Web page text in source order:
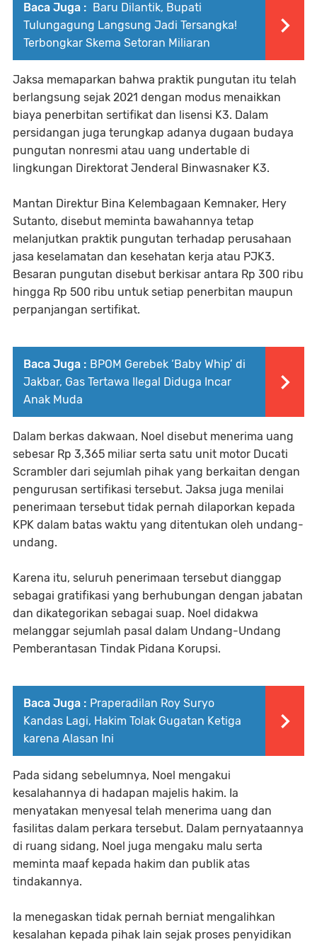
Baca Juga :
Baru Dilantik, Bupati
Tulungagung Langsung Jadi Tersangka!
Terbongkar Skema Setoran Miliaran
Jaksa memaparkan bahwa praktik pungutan itu telah
berlangsung sejak 2021 dengan modus menaikkan
biaya penerbitan sertifikat dan lisensi K3. Dalam
persidangan juga terungkap adanya dugaan budaya
pungutan nonresmi atau uang undertable di
lingkungan Direktorat Jenderal Binwasnaker K3.
Mantan Direktur Bina Kelembagaan Kemnaker, Hery
Sutanto, disebut meminta bawahannya tetap
melanjutkan praktik pungutan terhadap perusahaan
jasa keselamatan dan kesehatan kerja atau PJK3.
Besaran pungutan disebut berkisar antara Rp 300 ribu
hingga Rp 500 ribu untuk setiap penerbitan maupun
perpanjangan sertifikat.
Baca Juga : BPOM Gerebek ‘Baby Whip’ di
Jakbar, Gas Tertawa Ilegal Diduga Incar
Anak Muda
Dalam berkas dakwaan, Noel disebut menerima uang
sebesar Rp 3,365 miliar serta satu unit motor Ducati
Scrambler dari sejumlah pihak yang berkaitan dengan
pengurusan sertifikasi tersebut. Jaksa juga menilai
penerimaan tersebut tidak pernah dilaporkan kepada
KPK dalam batas waktu yang ditentukan oleh undang-
undang.
Karena itu, seluruh penerimaan tersebut dianggap
sebagai gratifikasi yang berhubungan dengan jabatan
dan dikategorikan sebagai suap. Noel didakwa
melanggar sejumlah pasal dalam Undang-Undang
Pemberantasan Tindak Pidana Korupsi.
Baca Juga : Praperadilan Roy Suryo
Kandas Lagi, Hakim Tolak Gugatan Ketiga
karena Alasan Ini
Pada sidang sebelumnya, Noel mengakui
kesalahannya di hadapan majelis hakim. Ia
menyatakan menyesal telah menerima uang dan
fasilitas dalam perkara tersebut. Dalam pernyataannya
di ruang sidang, Noel juga mengaku malu serta
meminta maaf kepada hakim dan publik atas
tindakannya.
Ia menegaskan tidak pernah berniat mengalihkan
kesalahan kepada pihak lain sejak proses penyidikan